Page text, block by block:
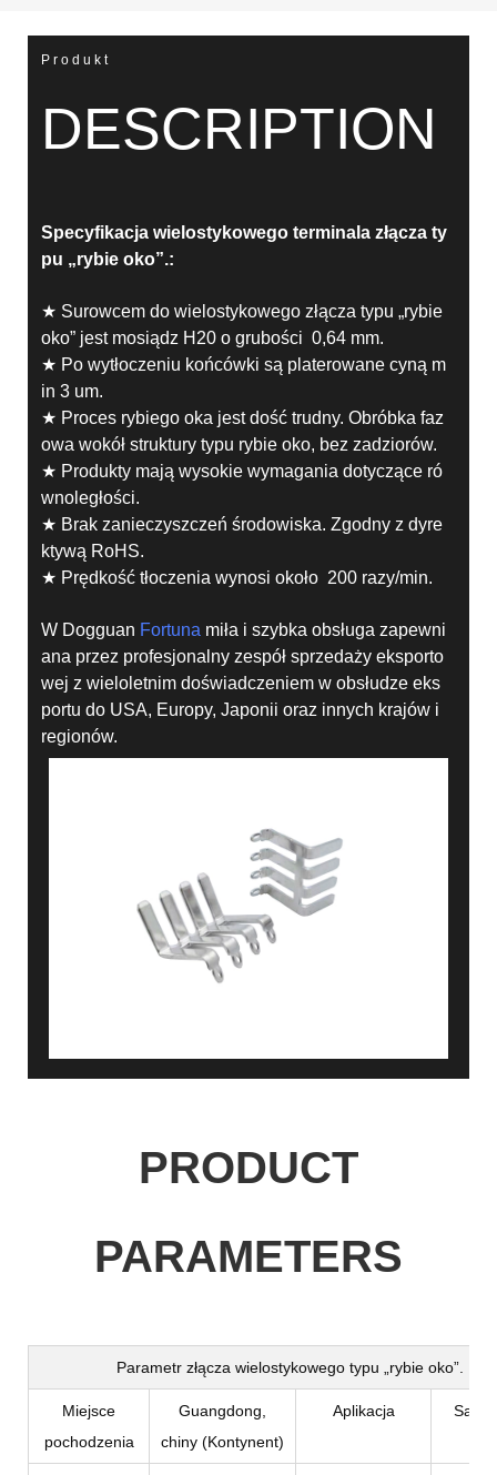
Produkt
DESCRIPTION
Specyfikacja wielostykowego terminala złącza ty
pu „rybie oko”.:
★ Surowcem do wielostykowego złącza typu „rybie
oko” jest mosiądz H20 o grubości 0,64 mm.
★ Po wytłoczeniu końcówki są platerowane cyną m
in 3 um.
★ Proces rybiego oka jest dość trudny. Obróbka faz
owa wokół struktury typu rybie oko, bez zadziorów.
★ Produkty mają wysokie wymagania dotyczące ró
wnoległości.
★ Brak zanieczyszczeń środowiska. Zgodny z dyre
ktywą RoHS.
★ Prędkość tłoczenia wynosi około 200 razy/min.
W Dogguan Fortuna miła i szybka obsługa zapewni
ana przez profesjonalny zespół sprzedaży eksporto
wej z wieloletnim doświadczeniem w obsłudze eks
portu do USA, Europy, Japonii oraz innych krajów i
regionów.
PRODUCT
PARAMETERS
Parametr złącza wielostykowego typu „rybie oko”.
Miejsce
pochodzenia
Guangdong,
chiny (Kontynent)
Aplikacja